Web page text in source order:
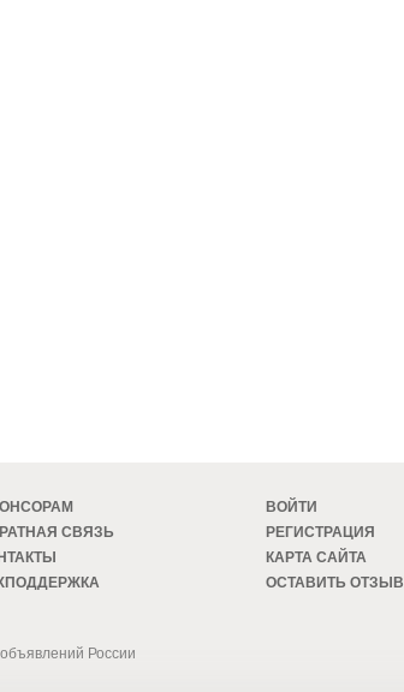
СВЯЗЬ
ВОЙТИ
РЕГИСТРАЦИЯ
КАРТА САЙТА
ОСТАВИТЬ ОТЗЫВ
России